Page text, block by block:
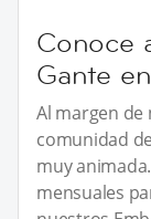
Conoce
Gante
Al margen
comunidad
muy
mensuales